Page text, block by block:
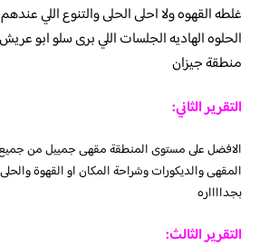
غلطه القهوه ولا احلى الحلى والتنوع اللي
الحلوه الهاديه الجلسات اللي برى سلو ابو
منطقة جيزان
التقرير الثاني:
الافضل على مستوى المنطقة مقهى جمييل من
بجدااااره
التقرير الثالث: